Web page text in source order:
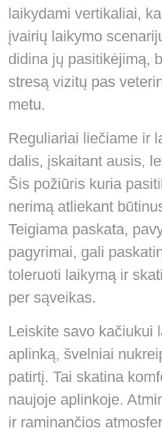
laikydami vertikaliai,
įvairių laikymo
didina jų pasitikėjimą,
stresą vizitų pas
metu.
Reguliariai liečiame ir
dalis, įskaitant ausis,
Šis požiūris kuria
nerimą atliekant
Teigiama paskata,
pagyrimai, gali
toleruoti laikymą ir
per sąveikas.
Leiskite savo kačiukui
aplinką, švelniai
patirtį. Tai skatina
naujoje aplinkoje.
ir raminančios